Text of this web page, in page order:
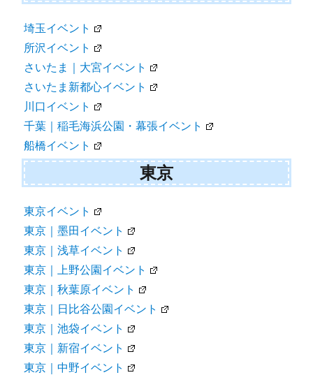
埼玉イベント
所沢イベント
さいたま｜大宮イベント
さいたま新都心イベント
川口イベント
千葉｜稲毛海浜公園・幕張イベント
船橋イベント
東京
東京イベント
東京｜墨田イベント
東京｜浅草イベント
東京｜上野公園イベント
東京｜秋葉原イベント
東京｜日比谷公園イベント
東京｜池袋イベント
東京｜新宿イベント
東京｜中野イベント